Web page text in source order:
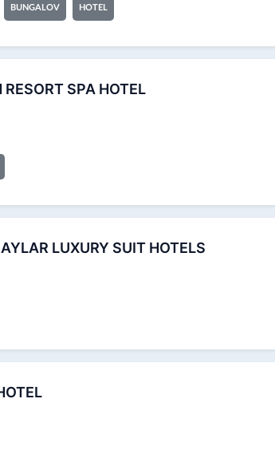
BUNGALOV HOTEL
RESORT SPA HOTEL
LUXURY SUIT HOTELS